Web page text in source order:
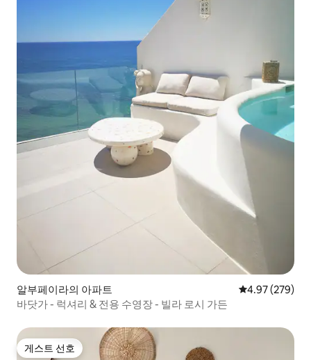
알부페이라의 아파트 평점 4.97점(5
4.97 (279)
바닷가 - 럭셔리 & 전용 수영장 - 빌라 로시 가든
게스트 선호
게스트 선호